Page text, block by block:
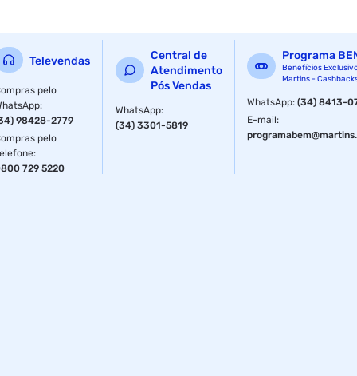
Televendas
pelo
:
98428-2779
pelo
:
729 5220
Central de
Atendimento
Pós Vendas
WhatsApp:
(34) 3301-5819
Programa
Benefícios
Martins -
WhatsApp:(34) 8413-
E-mail: